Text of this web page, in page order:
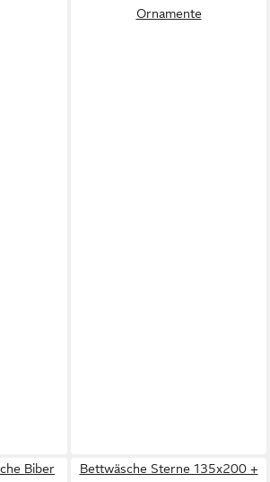
Ornamente
Biber
Bettwäsche Sterne 135x200 +